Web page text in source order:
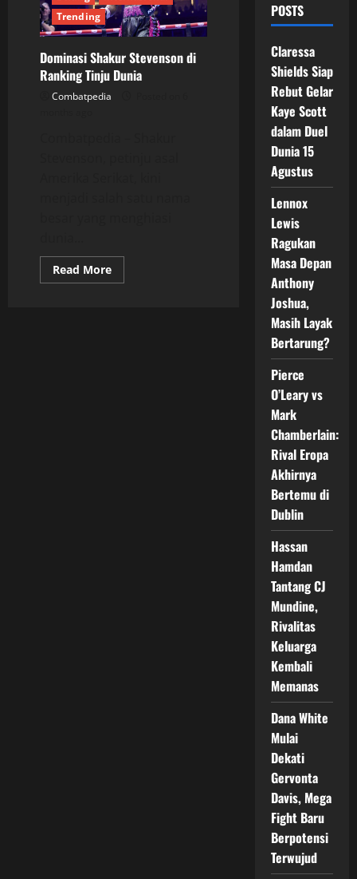
Trending
Dominasi Shakur Stevenson di
Ranking Tinju Dunia
Combatpedia
Read MoreRead
more
POSTS
Claressa
Shields Siap
Rebut Gelar
Kaye Scott
dalam Duel
Dunia 15
Agustus
Lennox
Lewis
Ragukan
Masa Depan
Anthony
Joshua,
Masih Layak
Bertarung?
Pierce
O’Leary vs
Mark
Chamberlain:
Rival Eropa
Akhirnya
Bertemu di
Dublin
Hassan
Hamdan
Tantang CJ
Mundine,
Rivalitas
Keluarga
Kembali
Memanas
Dana White
Mulai
Dekati
Gervonta
Davis, Mega
Fight Baru
Berpotensi
Terwujud